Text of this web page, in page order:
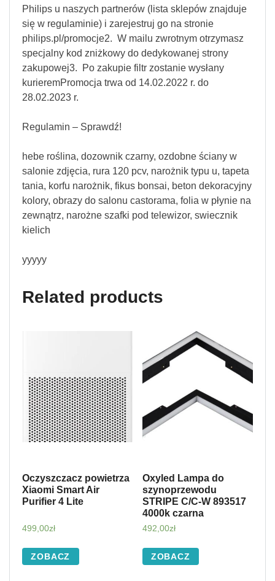
Philips u naszych partnerów (lista sklepów znajduje
się w regulaminie) i zarejestruj go na stronie
philips.pl/promocje2. W mailu zwrotnym otrzymasz
specjalny kod zniżkowy do dedykowanej strony
zakupowej3. Po zakupie filtr zostanie wysłany
kurieremPromocja trwa od 14.02.2022 r. do
28.02.2023 r.
Regulamin – Sprawdź!
hebe roślina, dozownik czarny, ozdobne ściany w
salonie zdjęcia, rura 120 pcv, narożnik typu u, tapeta
tania, korfu narożnik, fikus bonsai, beton dekoracyjny
kolory, obrazy do salonu castorama, folia w płynie na
zewnątrz, narożne szafki pod telewizor, swiecznik
kielich
yyyyy
Related products
Oczyszczacz powietrza
Xiaomi Smart Air
Purifier 4 Lite
499,00zł
ZOBACZ
Oxyled Lampa do
szynoprzewodu
STRIPE C/C-W 893517
4000k czarna
492,00zł
ZOBACZ